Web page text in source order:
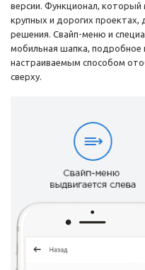
версии. Функционал,
крупных и дорогих проектах,
решения. Свайп-меню и
мобильная шапка, подробное
настраиваемым способом
сверху.